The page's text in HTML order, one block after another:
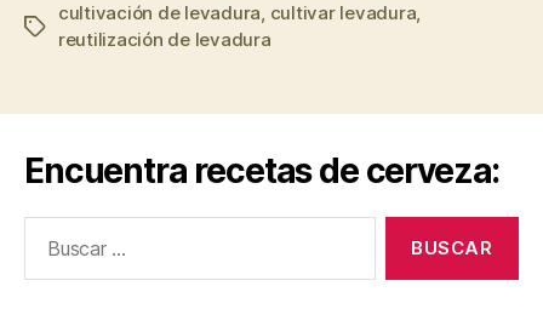
levadura
práctica”
Etiquetas
cultivación de levadura, cultivar levadura,
reutilización de levadura
Encuentra recetas de cerveza: